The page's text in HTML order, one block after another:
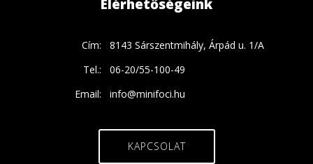
Elérhetőségeink
Cím:
8143 Sárszentmihály, Árpád u. 1/A
Tel.:
06-20/55-100-49
Email:
info@minifoci.hu
KAPCSOLAT